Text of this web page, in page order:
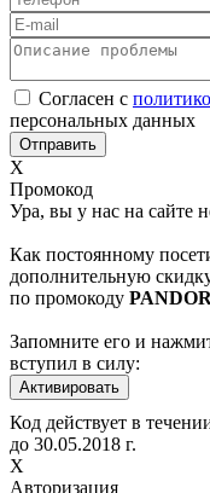
Согласен с
персональных данных
Х
Промокод
Ура, вы у нас на сайте
Как постоянному
дополнительную
по промокоду
Запомните его и
вступил в силу:
Код действует в
до 30.05.2018 г.
Х
Авторизация